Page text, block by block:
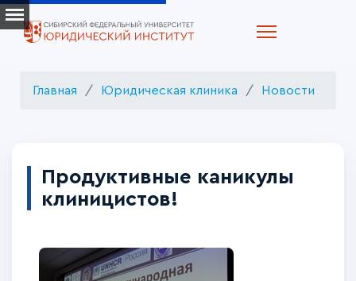
Главная Юридическая клиника Новости
Продуктивные каникулы
клиницистов!